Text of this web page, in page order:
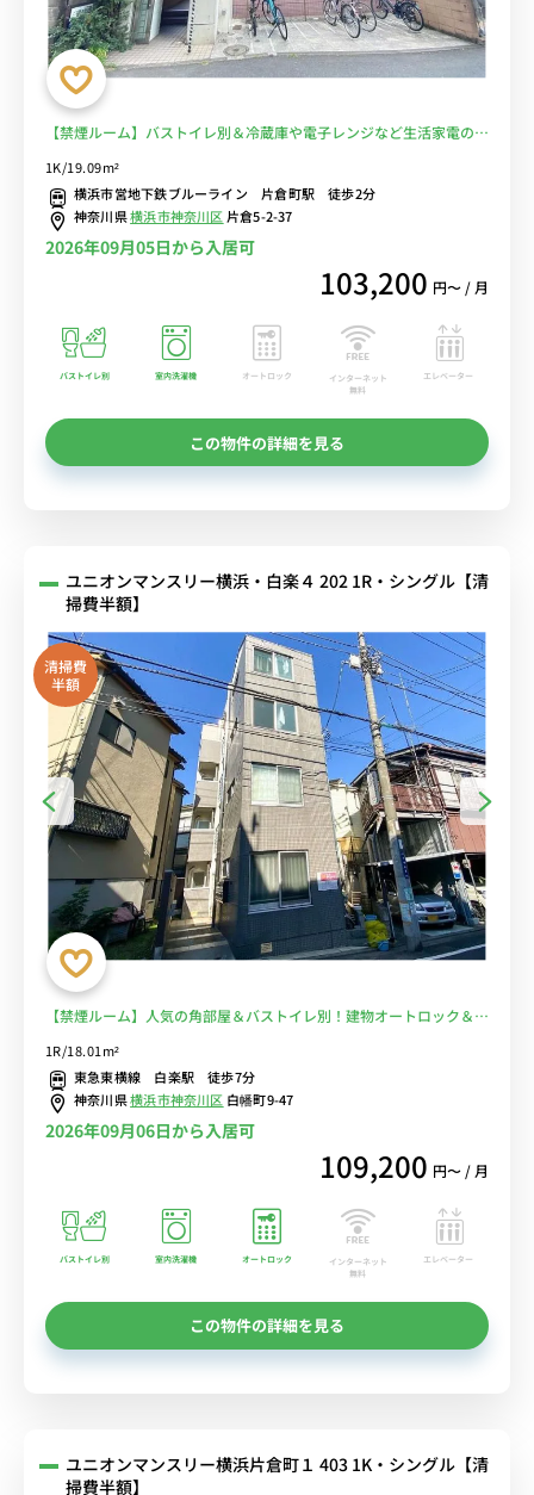
【禁煙ルーム】バストイレ別＆冷蔵庫や電子レンジなど生活家電のあ
るお部屋♪宅配ボックス・モニター付きインターフォン・室内洗濯機
完備/神奈川大学横浜キャンパスまで徒歩通学■選べるWi-Fi格安レン
タル中！
1K/19.09m²
横浜市営地下鉄ブルーライン 片倉町駅 徒歩2分
神奈川県横浜市神奈川区片倉5-2-37
2026年09月05日から入居可
103,200 円〜 / 月
バストイレ別 室内洗濯機 オートロック
インターネット
無料
エレベーター
この物件の詳細を見る
ユニオンマンスリー横浜・白楽４ 202 1R・シングル【清
掃費半額】
清掃費
半額
【禁煙ルーム】人気の角部屋＆バストイレ別！建物オートロック＆モ
可能♪神奈川大学まで徒歩通学■選べるWi-Fi格安レンタル中！
1R/18.01m²
東急東横線 白楽駅 徒歩7分
神奈川県横浜市神奈川区 白幡町9-47
2026年09月06日から入居可
109,200 円〜 / 月
バストイレ別 室内洗濯機 オートロック
インターネット
無料
エレベーター
この物件の詳細を見る
ユニオンマンスリー横浜片倉町１ 403 1K・シングル【清
掃費半額】